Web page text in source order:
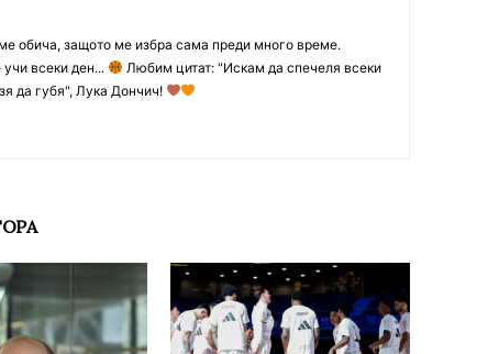
обича, защото ме избра сама преди много време.
всеки ден...
Любим цитат: "Искам да спечеля всеки
да губя", Лука Дончич!